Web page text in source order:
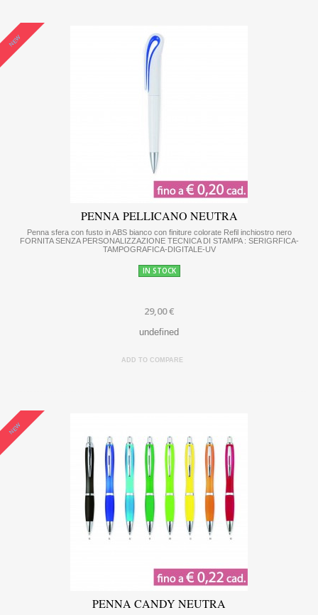
NEW
PENNA PELLICANO NEUTRA
Penna sfera con fusto in ABS bianco con finiture colorate Refil inchiostro nero
FORNITA SENZA PERSONALIZZAZIONE TECNICA DI STAMPA : SERIGRFICA-
TAMPOGRAFICA-DIGITALE-UV
IN STOCK
29,00 €
undefined
ADD TO COMPARE
NEW
PENNA CANDY NEUTRA